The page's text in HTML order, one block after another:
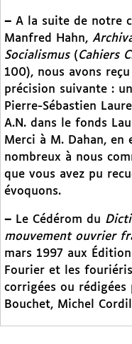
– A la suite de notre
Manfred Hahn,
Socialismus(Cahiers
100), nous avons
précision suivante :
Pierre-Sébastien
A.N. dans le fonds
Merci à M. Dahan, en
nombreux à nous
que vous avez pu
évoquons.
– Le Cédérom du
mouvement ouvrier
mars 1997 aux
Fourier et les
corrigées ou rédigées
Bouchet, Michel